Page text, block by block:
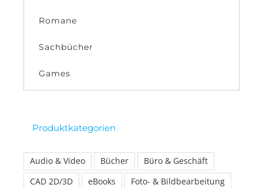
Romane
Sachbücher
Games
Produktkategorien
Audio & Video Bücher
Büro & Geschäft
CAD 2D/3D
eBooks
Foto- & Bildbearbeitung